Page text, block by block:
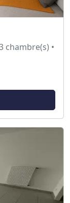
chambre(s) •